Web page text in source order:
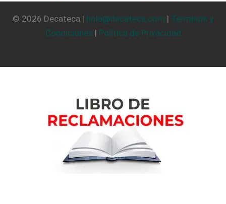
© 2026 Decateca | hola@decateca.com | Términos y
Condiciones | Política de Privacidad